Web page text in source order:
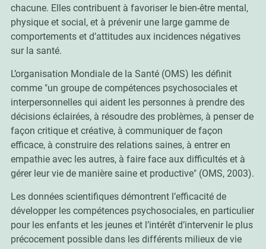
chacune. Elles contribuent à favoriser le bien-être mental,
physique et social, et à prévenir une large gamme de
comportements et d’attitudes aux incidences négatives
sur la santé.
L’organisation Mondiale de la Santé (OMS) les définit
comme "un groupe de compétences psychosociales et
interpersonnelles qui aident les personnes à prendre des
décisions éclairées, à résoudre des problèmes, à penser de
façon critique et créative, à communiquer de façon
efficace, à construire des relations saines, à entrer en
empathie avec les autres, à faire face aux difficultés et à
gérer leur vie de manière saine et productive" (OMS, 2003).
Les données scientifiques démontrent l’efficacité de
développer les compétences psychosociales, en particulier
pour les enfants et les jeunes et l’intérêt d’intervenir le plus
précocement possible dans les différents milieux de vie